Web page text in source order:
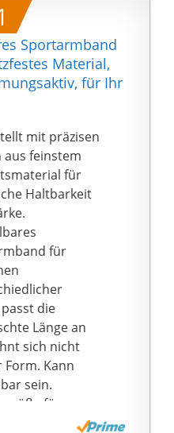
Sportarmband
Material,
für Ihr
mit präzisen
aus feinstem
für
Haltbarkeit
für
die
Länge an
sich nicht
Form. Kann
sein.
für
und auch Frau.